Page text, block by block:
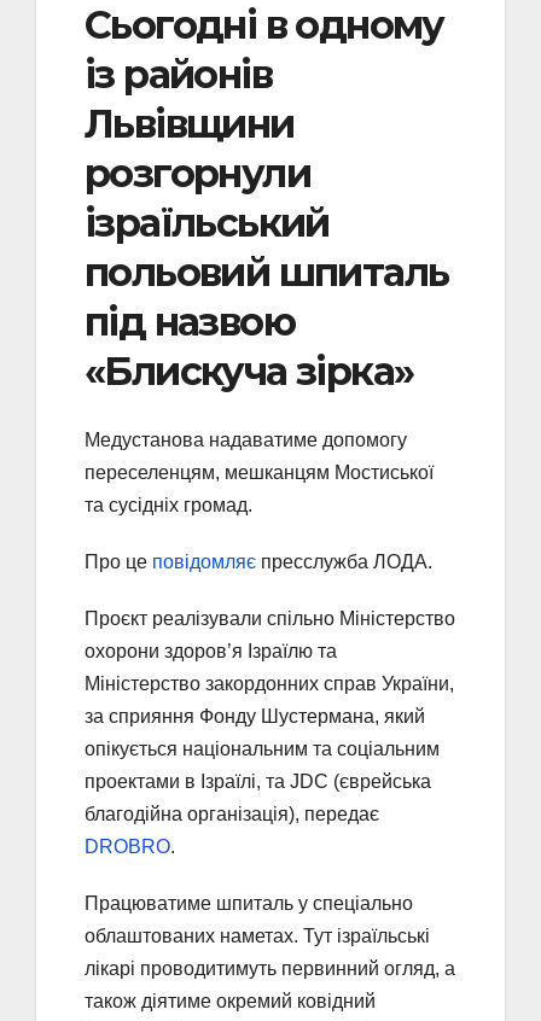
Сьогодні в одному
із районів
Львівщини
розгорнули
ізраїльський
польовий шпиталь
під назвою
«Блискуча зірка»
Медустанова надаватиме допомогу
переселенцям, мешканцям Мостиської
та сусідніх громад.
Про це повідомляє пресслужба ЛОДА.
Проєкт реалізували спільно Міністерство
охорони здоров’я Ізраїлю та
Міністерство закордонних справ України,
за сприяння Фонду Шустермана, який
опікується національним та соціальним
проектами в Ізраїлі, та JDC (єврейська
благодійна організація), передає
DROBRO.
Працюватиме шпиталь у спеціально
облаштованих наметах. Тут ізраїльські
лікарі проводитимуть первинний огляд, а
також діятиме окремий ковідний